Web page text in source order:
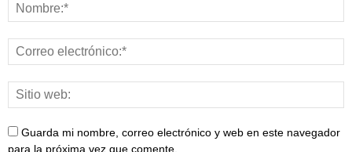
Guarda mi nombre, correo electrónico y web en este navegador
para la próxima vez que comente.